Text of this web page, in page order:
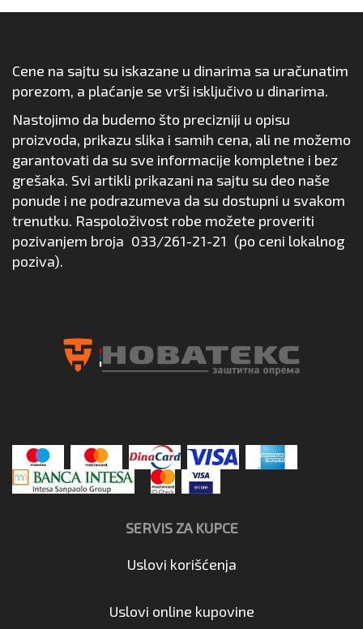
Cene na sajtu su iskazane u dinarima sa uračunatim
porezom, a plaćanje se vrši isključivo u dinarima.
Nastojimo da budemo što precizniji u opisu
proizvoda, prikazu slika i samih cena, ali ne možemo
garantovati da su sve informacije kompletne i bez
grešaka. Svi artikli prikazani na sajtu su deo naše
ponude i ne podrazumeva da su dostupni u svakom
trenutku. Raspoloživost robe možete proveriti
pozivanjem broja 033/261-21-21 (po ceni lokalnog
poziva).
SERVIS ZA KUPCE
Uslovi korišćenja
Uslovi online kupovine